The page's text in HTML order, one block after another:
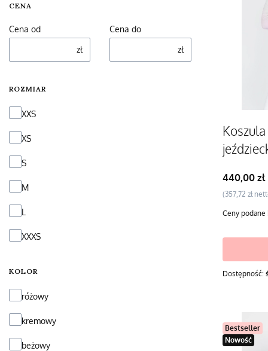
CENA
Cena od
zł
Cena do
zł
ROZMIAR
Rozmiar
XXS
XS
S
M
L
XXXS
KOLOR
Kolorróżowy
kremowy
beżowy
Cena
440,00 zł
Cena
357,72 zł
Ceny podane
Dostępność:
Bestseller
Nowość